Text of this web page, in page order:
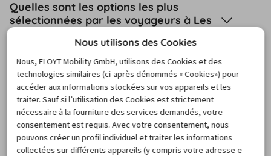
Quelles sont les options les plus
sélectionnées par les voyageurs à Les
Puis-je louer un modèle de voiture
spécifique à Les Sables d'Olonne ?
Est-ce possible de louer une voiture à
Les Sables d'Olonne sans payer de
caution ?
Nous utilisons des Cookies
Nous, FLOYT Mobility GmbH, utilisons des Cookies et des
technologies similaires (ci-après dénommés « Cookies») pour
accéder aux informations stockées sur vos appareils et les
traiter. Sauf si l’utilisation des Cookies est strictement
nécessaire à la fourniture des services demandés, votre
consentement est requis. Avec votre consentement, nous
pouvons créer un profil individuel et traiter les informations
collectées sur différents appareils (y compris votre adresse e-